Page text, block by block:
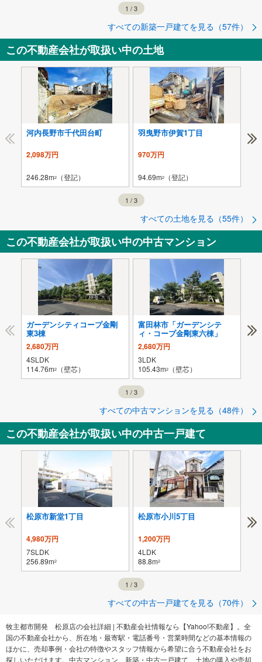
1 /3
すべての新築一戸建てを見る（57件）
この不動産会社が取扱い中の土地
河内長野市千代田台町
2,098万円
246.28m2 （登記）
羽曳野市伊賀1丁目
970万円
94.69m2 （登記）
富
1 /3
すべての土地を見る（55件）
この不動産会社が取扱い中の中古マンション
ガーデンシティコープ金剛
東3棟
2,680万円
4SLDK
114.76m2 （壁芯）
富田林市「ガーデンシテ
ィ・コープ金剛東六棟」
2,680万円
3LDK
105.43m2 （壁芯）
エ
1 /3
すべての中古マンションを見る（48件）
この不動産会社が取扱い中の中古一戸建て
松原市新堂1丁目
4,980万円
7SLDK
256.89m2
松原市小川5丁目
1,200万円
4LDK
88.8m2
松
1 /3
すべての中古一戸建てを見る（70件）
牧主都市開発 松原店の会社詳細 | 不動産会社情報なら【Yahoo!不動産】。全
国の不動産会社から、所在地・最寄駅・電話番号・営業時間などの基本情報の
ほかに、売却事例・会社の特徴やスタッフ情報から希望に合う不動産会社をお
探しいただけます。中古マンション、新築・中古一戸建て、土地の購入や売却